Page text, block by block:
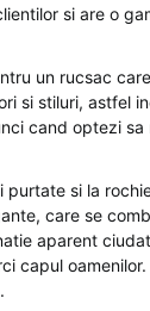
si are o
un rucsac
si stiluri, astfel
cand optezi sa
si la
care se
aparent
capul